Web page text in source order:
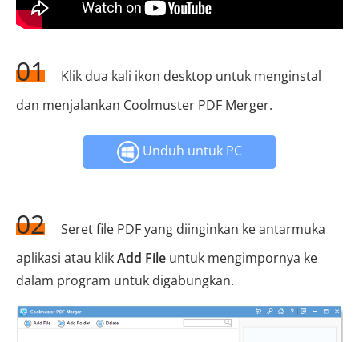
01
Klik dua kali ikon desktop untuk menginstal
dan menjalankan Coolmuster PDF Merger.
Unduh untuk PC
02
Seret file PDF yang diinginkan ke antarmuka
aplikasi atau klikAdd File untuk mengimpornya ke
dalam program untuk digabungkan.